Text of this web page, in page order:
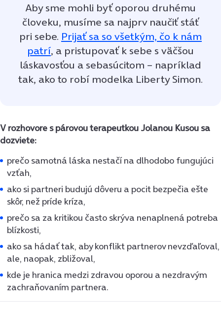
Aby sme mohli byť oporou druhému
človeku, musíme sa najprv naučiť stáť
pri sebe. Prijať sa so všetkým, čo k nám
patrí, a pristupovať k sebe s väčšou
láskavosťou a sebasúcitom – napríklad
tak, ako to robí modelka Liberty Simon.
V rozhovore s párovou terapeutkou Jolanou Kusou sa
dozviete:
prečo samotná láska nestačí na dlhodobo fungujúci
vzťah,
ako si partneri budujú dôveru a pocit bezpečia ešte
skôr, než príde kríza,
prečo sa za kritikou často skrýva nenaplnená potreba
blízkosti,
ako sa hádať tak, aby konflikt partnerov nevzďaľoval,
ale, naopak, zbližoval,
kde je hranica medzi zdravou oporou a nezdravým
zachraňovaním partnera.